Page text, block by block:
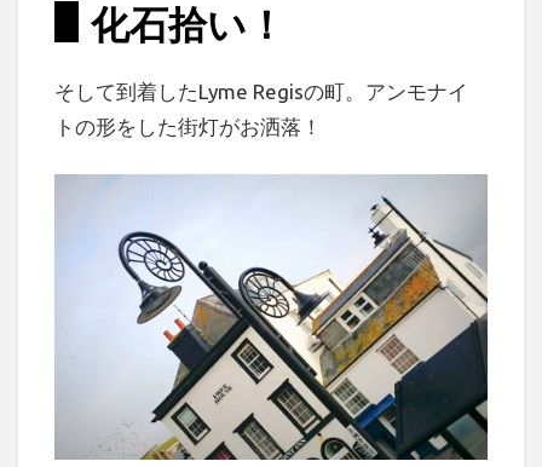
化石拾い！
そして到着したLyme Regisの町。アンモナイ
トの形をした街灯がお洒落！